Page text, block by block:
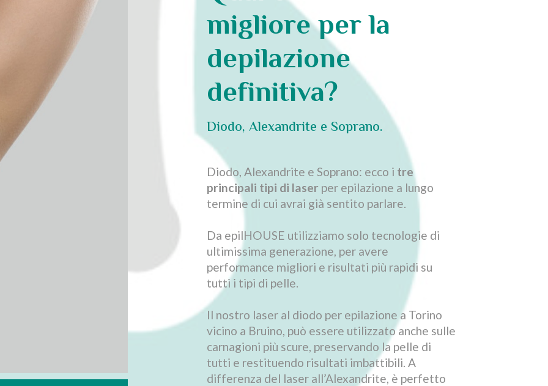
migliore per la
depilazione
definitiva?
Diodo, Alexandrite e Soprano.
Diodo, Alexandrite e Soprano: ecco i tre
principali tipi di laser per epilazione a lungo
termine di cui avrai già sentito parlare.
Da epilHOUSE utilizziamo solo tecnologie di
ultimissima generazione, per avere
performance migliori e risultati più rapidi su
tutti i tipi di pelle.
Il nostro laser al diodo per epilazione a Torino
vicino a Bruino, può essere utilizzato anche sulle
carnagioni più scure, preservando la pelle di
tutti e restituendo risultati imbattibili. A
differenza del laser all’Alexandrite, è perfetto